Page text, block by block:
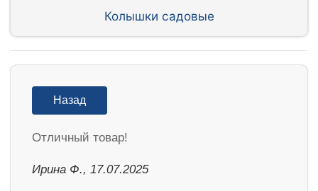
Колышки садовые
Назад
Отличный товар!
Ирина Ф., 17.07.2025